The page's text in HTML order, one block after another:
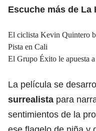
Escuche más de La
El ciclista Kevin Quintero
Pista en Cali
El Grupo Éxito le apuesta
La película se
surrealista para
sentimientos de la